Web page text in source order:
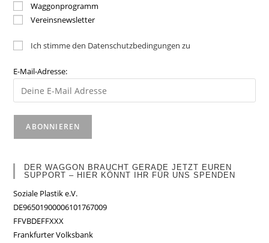
Waggonprogramm
Vereinsnewsletter
Ich stimme den Datenschutzbedingungen zu
E-Mail-Adresse:
DER WAGGON BRAUCHT GERADE JETZT EUREN
SUPPORT – HIER KÖNNT IHR FÜR UNS SPENDEN
Soziale Plastik e.V.
DE96501900006101767009
FFVBDEFFXXX
Frankfurter Volksbank